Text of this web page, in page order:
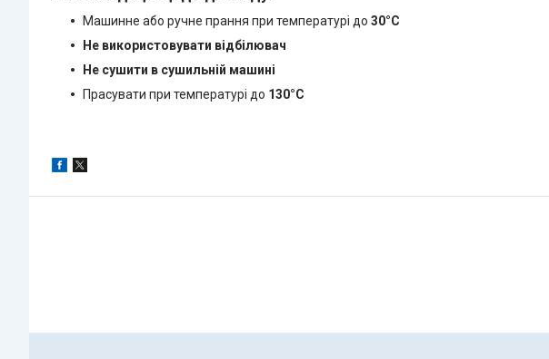
Машинне або ручне прання при температурі до 30°C
Не використовувати відбілювач
Не сушити в сушильній машині
Прасувати при температурі до 130°C